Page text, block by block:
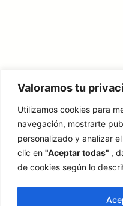
Valoramos tu
Utilizamos cookies para
navegación, mostrarte
personalizado y analizar
clic en "Aceptar todas" ,
de cookies según lo
Síguenos en